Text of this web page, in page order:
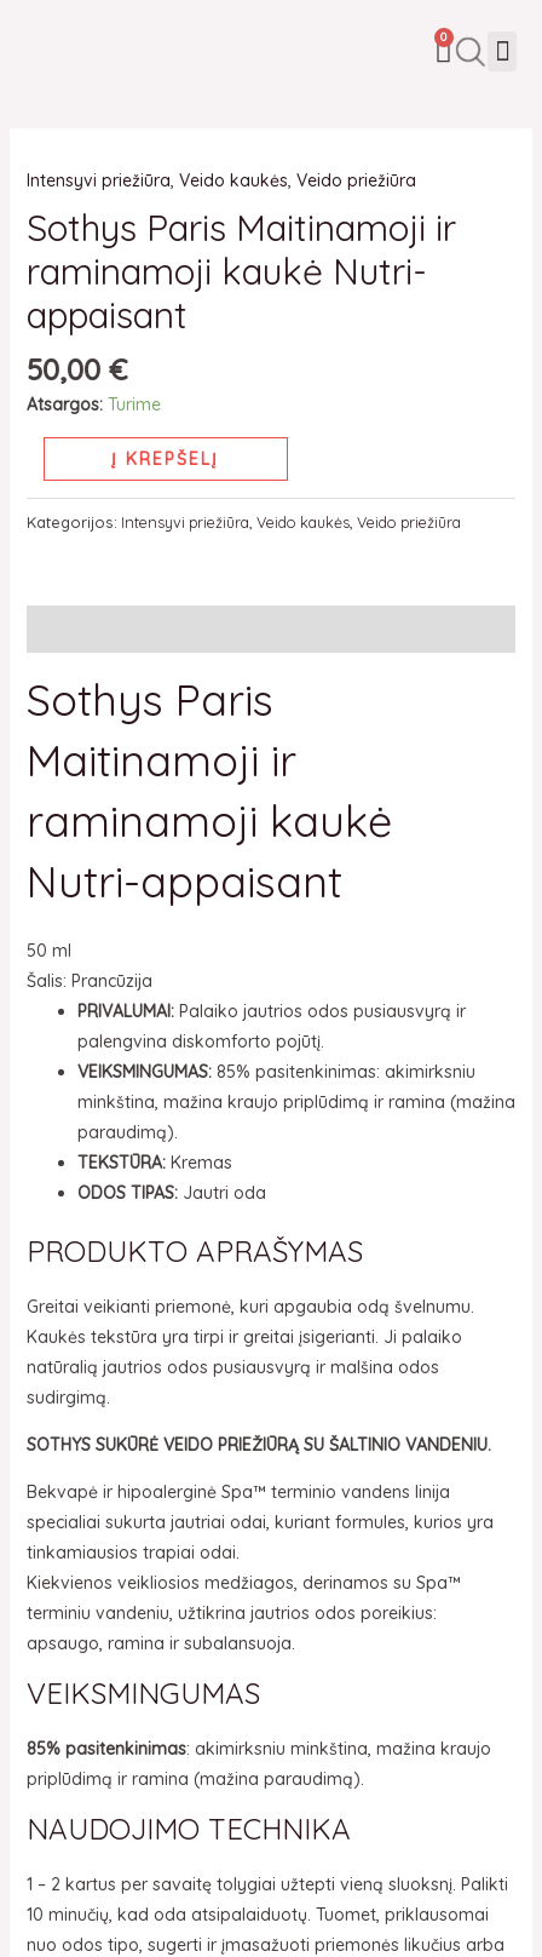
0 CART
Intensyvi priežiūra Veido kaukės Veido priežiūra
Sothys Paris Maitinamoji ir
raminamoji kaukė Nutri-
appaisant
50,00 €
Atsargos: Turime
kiekis:
Sothys
Paris
Maitinamoji
raminamoji
kaukė
Nutri-
Į KREPŠELĮ
Kategorijos: Intensyvi priežiūra Veido kaukės, Veido priežiūra
Sothys Paris
Maitinamoji ir
raminamoji kaukė
Nutri-appaisant
50 ml
Šalis: Prancūzija
PRIVALUMAI: Palaiko jautrios odos pusiausvyrą ir
palengvina diskomforto pojūtį.
VEIKSMINGUMAS: 85% pasitenkinimas: akimirksniu
minkština, mažina kraujo priplūdimą ir ramina (mažina
paraudimą).
TEKSTŪRA: Kremas
ODOS TIPAS: Jautri oda
PRODUKTO APRAŠYMAS
Greitai veikianti priemonė, kuri apgaubia odą švelnumu.
Kaukės tekstūra yra tirpi ir greitai įsigerianti. Ji palaiko
natūralią jautrios odos pusiausvyrą ir malšina odos
sudirgimą.
SOTHYS SUKŪRĖ VEIDO PRIEŽIŪRĄ SU ŠALTINIO VANDENIU.
Bekvapė ir hipoalerginė Spa™ terminio vandens linija
specialiai sukurta jautriai odai, kuriant formules, kurios yra
tinkamiausios trapiai odai.
Kiekvienos veikliosios medžiagos, derinamos su Spa™
terminiu vandeniu, užtikrina jautrios odos poreikius:
apsaugo, ramina ir subalansuoja.
VEIKSMINGUMAS
85% pasitenkinimas: akimirksniu minkština, mažina kraujo
priplūdimą ir ramina (mažina paraudimą).
NAUDOJIMO TECHNIKA
1 – 2 kartus per savaitę tolygiai užtepti vieną sluoksnį. Palikti
10 minučių, kad oda atsipalaiduotų. Tuomet, priklausomai
nuo odos tipo, sugerti ir įmasažuoti priemonės likučius arba